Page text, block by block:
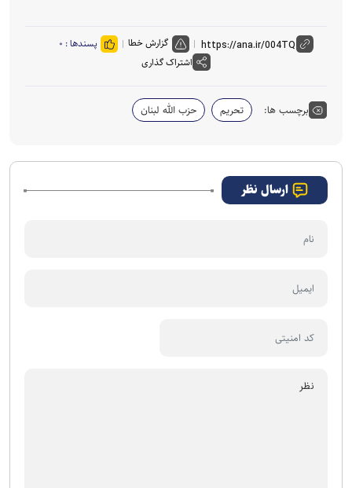
گزارش خطا پسندها : ۰
اشتراک گذاری
برچسب ها: تحریم حزب الله لبنان
ارسال نظر